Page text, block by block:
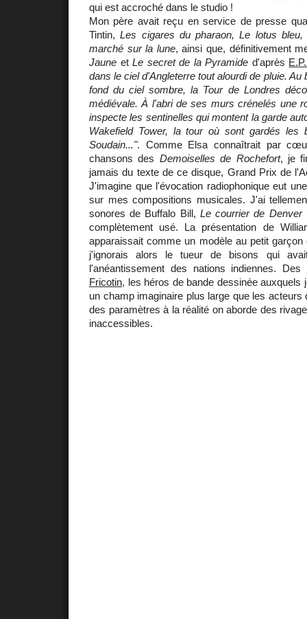
qui est accroché dans le studio !
Mon père avait reçu en service de presse
Tintin,Les cigares du pharaon, Le lotus bleu,
marché sur la lune, ainsi que, définitivement
Jaune etLe secret de la Pyramide d'après
dans le ciel d'Angleterre tout alourdi de pluie. Au
fond du ciel sombre, la Tour de Londres
médiévale. À l'abri de ses murs crénelés une
inspecte les sentinelles qui montent la garde
Wakefield Tower, la tour où sont gardés les
Soudain...". Comme Elsa connaîtrait par
chansons des Demoiselles de Rochefort, je
jamais du texte de ce disque, Grand Prix de
J'imagine que l'évocation radiophonique eut
sur mes compositions musicales. J'ai
sonores de Buffalo Bill, Le courrier de Denver
complètement usé. La présentation de
apparaissait comme un modèle au petit
j'ignorais alors le tueur de bisons qui
l'anéantissement des nations indiennes. Des
Fricotin, les héros de bande dessinée auxquels
un champ imaginaire plus large que les acteurs
des paramètres à la réalité on aborde des
inaccessibles.